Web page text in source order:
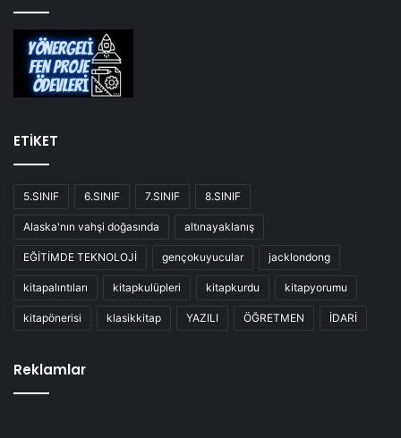
ETİKET
5.SINIF 6.SINIF 7.SINIF 8.SINIF
Alaska'nın vahşi doğasında altınayaklanış
EĞİTİMDE TEKNOLOJİ gençokuyucular jacklondong
kitapalıntıları kitapkulüpleri kitapkurdu kitapyorumu
kitapönerisi klasikkitap YAZILI ÖĞRETMEN İDARİ
Reklamlar